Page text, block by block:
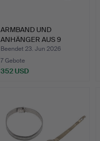
ARMBAND UND
ANHÄNGER AUS 9
KARAT GOLD UND …
Beendet 23. Jun 2026
7 Gebote
352 USD